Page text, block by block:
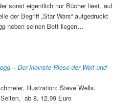
sonst eigentlich nur Bücher liest, auf
der Begriff „Star Wars“ aufgedruckt
neben seinen Bett liegen…
– Der kleinste Riese der Welt und
Illustration: Steve Wells,
ab 8, 12,99 Euro